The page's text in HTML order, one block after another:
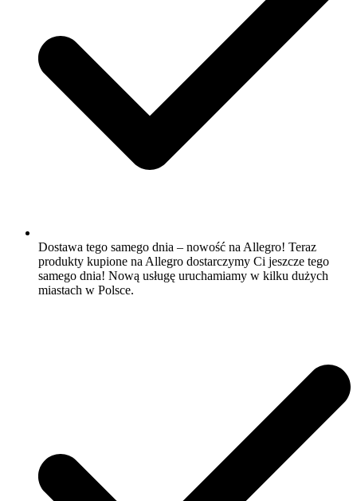
Dostawa tego samego dnia – nowość na Allegro! Teraz
produkty kupione na Allegro dostarczymy Ci jeszcze tego
samego dnia! Nową usługę uruchamiamy w kilku dużych
miastach w Polsce.